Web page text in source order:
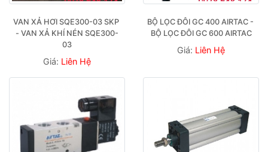
VAN XẢ HƠI SQE300-03 SKP
- VAN XẢ KHÍ NÉN SQE300-
03
Giá: Liên Hệ
BỘ LỌC ĐÔI GC 400 AIRTAC -
BỘ LỌC ĐÔI GC 600 AIRTAC
Giá: Liên Hệ